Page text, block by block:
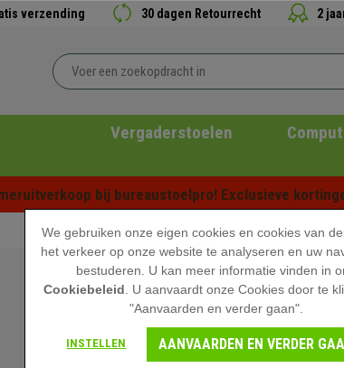
verzending 30 dagen Retourrecht 2
Vergaderstoelen
bij bureaustoelpro! Exclusieve
We gebruiken onze eigen cookies en cookies van
het verkeer op onze website te analyseren en uw
bestuderen. U kan meer informatie vinden in
Cookiebeleid . U aanvaardt onze Cookies door te
"Aanvaarden en verder gaan".
INSTELLEN AANVAARDEN EN VERDER